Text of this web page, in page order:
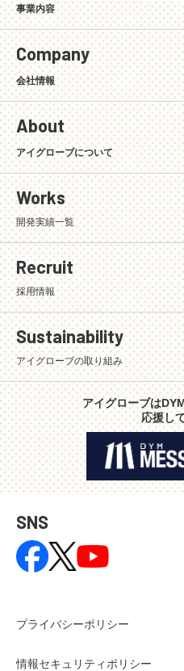
事業内容
Company
会社情報
About
アイグローブについて
Works
開発実績一覧
Recruit
採用情報
Sustainability
アイグローブの取り組み
アイグローブは
応援し
SNS
プライバシーポリシー
情報セキュリティポリシー